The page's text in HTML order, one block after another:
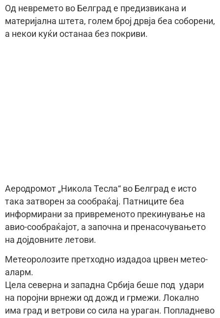
Од невремето во Белград е предизвикана и
материјална штета, голем број дрвја беа соборени,
а некои куќи останаа без покриви.
Аеродромот „Никола Тесла“ во Белград е исто
така затворен за сообраќај. Патниците беа
информирани за привременото прекинување на
авио-сообраќајот, а започна и пренасочувањето
на дојдовните летови.
Метеоролозите претходно издадоа црвен метео-
аларм.
Цела северна и западна Србија беше под удари
на поројни врнежи од дожд и грмежи. Локално
има град и ветрови со сила на ураган. Попладнево